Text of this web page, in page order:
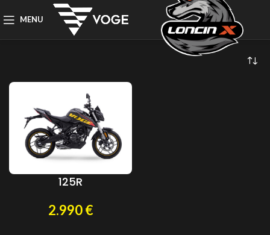
MENU
125R
2.990€